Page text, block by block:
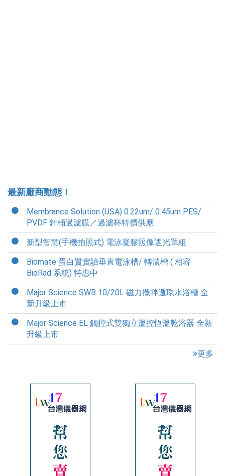
最新廠商動態！
Membrance Solution (USA) 0.22um/ 0.45um PES/
PVDF 針桶過濾膜／過濾杯特價供應
新型智慧(手機拍照式) 電泳凝膠照像遮光罩組
Biomate 蛋白質實驗垂直電泳槽/ 轉漬槽 ( 相容
BioRad 系統) 特惠中
Major Science SWB 10/20L 磁力攪拌遁環水浴槽 全
新升級上市
Major Science EL 觸控式雙獨立溫控恆溫乾浴器 全新
升級上市
更多